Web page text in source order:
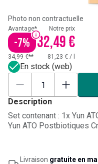
Photo non contractuelle
Avantage*
-7%
Notre prix
32,49 €
34,99 €** 81,23 € /
En stock (web)
Description
Set contenant : 1x Yun
Yun ATO Postbiotiques
Livraison gratuite en